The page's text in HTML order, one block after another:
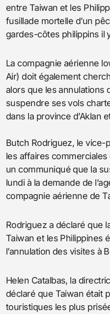
entre Taiwan et les
fusillade mortelle d’un
gardes-côtes philippins il
La compagnie aérienne
Air) doit également
alors que les annulations
suspendre ses vols
dans la province d’Aklan
Butch Rodriguez, le vice-
les affaires
un communiqué que la
lundi à la demande de
compagnie aérienne de
Rodriguez a déclaré que
Taiwan et les Philippines
l’annulation des visites à
Helen Catalbas, la
déclaré que Taiwan était
touristiques les plus